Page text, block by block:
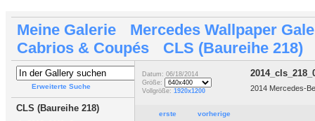
Meine Galerie
Mercedes Wallpaper
Cabrios & Coupés
CLS (Baureihe 218)
Erweiterte Suche
CLS (Baureihe 218)
Datum: 06/18/2014
Größe:
Vollgröße: 1920x1200 2014 Mercedes-
erste vorherige